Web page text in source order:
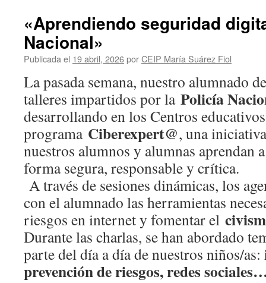
«Aprendiendo seguridad
Nacional»
Publicada el 19 abril, 2026porCEIP María Suárez Fiol
La pasada semana, nuestro alumnado
talleres impartidos por la Policía
desarrollando en los Centros
programa Ciberexpert@, una
nuestros alumnos y alumnas aprendan
forma segura, responsable y crítica.
A través de sesiones dinámicas, los
con el alumnado las herramientas
riesgos en internet y fomentar el
Durante las charlas, se han abordado
parte del día a día de nuestros niños/as:
prevención de riesgos, redes